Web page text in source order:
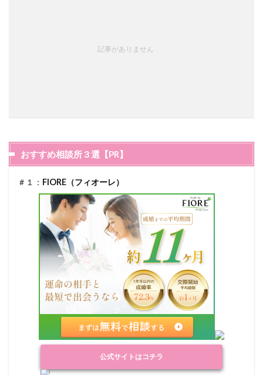
記事がありません
おすすめ相談所３選【PR】
＃１： FIORE（フィオーレ）
公式サイトはコチラ